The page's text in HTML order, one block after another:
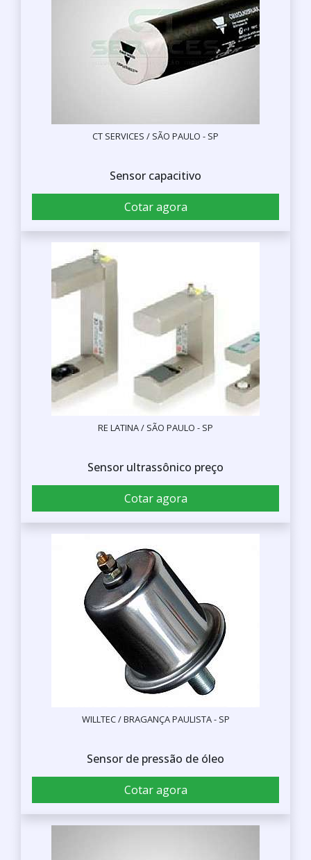
CT SERVICES / SÃO PAULO - SP
Sensor capacitivo
Cotar agora
RE LATINA / SÃO PAULO - SP
Sensor ultrassônico preço
Cotar agora
WILLTEC / BRAGANÇA PAULISTA - SP
Sensor de pressão de óleo
Cotar agora